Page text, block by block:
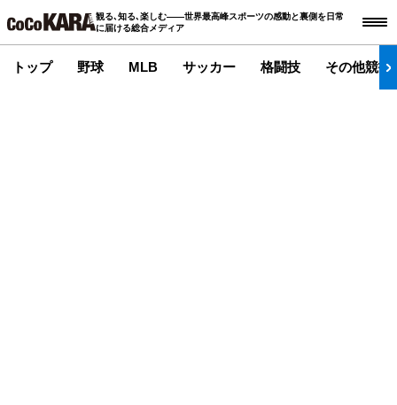
観る､知る､楽しむ――世界最高峰スポーツの感動と裏側を日常
に届ける総合メディア
トップ 野球 MLB サッカー 格闘技 その他競技